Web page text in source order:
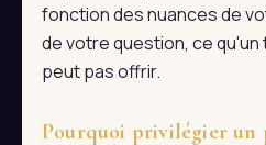
fonction des nuances de
de votre question, ce
peut pas offrir.
Pourquoi privilégier un